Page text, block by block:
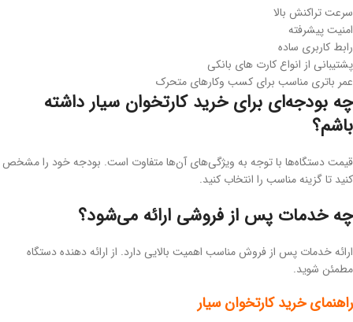
سرعت تراکنش بالا
امنیت پیشرفته
رابط کاربری ساده
پشتیبانی از انواع کارت های بانکی
عمر باتری مناسب برای کسب وکارهای متحرک
چه بودجه‌ای برای خرید کارتخوان سیار داشته
باشم؟
قیمت دستگاه‌ها با توجه به ویژگی‌های آن‌ها متفاوت است. بودجه خود را مشخص
کنید تا گزینه مناسب را انتخاب کنید.
چه خدمات پس از فروشی ارائه می‌شود؟
ارائه خدمات پس از فروش مناسب اهمیت بالایی دارد. از ارائه دهنده دستگاه
مطمئن شوید.
راهنمای خرید کارتخوان سیار